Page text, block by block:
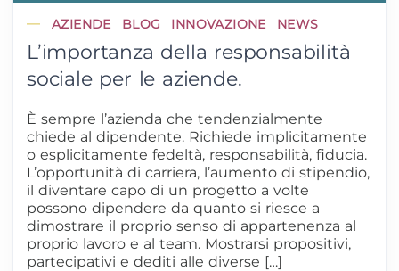
AZIENDE BLOG INNOVAZIONE NEWS
L’importanza della responsabilità
sociale per le aziende.
È sempre l’azienda che tendenzialmente
chiede al dipendente. Richiede implicitamente
o esplicitamente fedeltà, responsabilità, fiducia.
L’opportunità di carriera, l’aumento di stipendio,
il diventare capo di un progetto a volte
possono dipendere da quanto si riesce a
dimostrare il proprio senso di appartenenza al
proprio lavoro e al team. Mostrarsi propositivi,
partecipativi e dediti alle diverse […]